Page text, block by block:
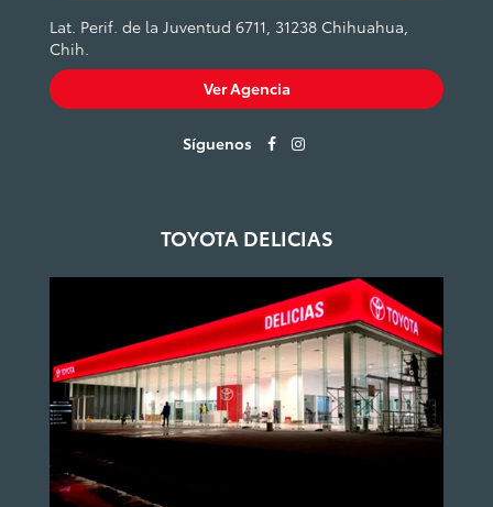
Lat. Perif. de la Juventud 6711, 31238 Chihuahua,
Chih.
Ver Agencia
Síguenos
TOYOTA DELICIAS